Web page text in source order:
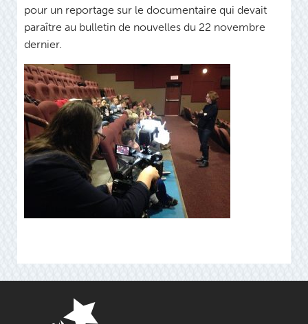
pour un reportage sur le documentaire qui devait
paraître au bulletin de nouvelles du 22 novembre
dernier.